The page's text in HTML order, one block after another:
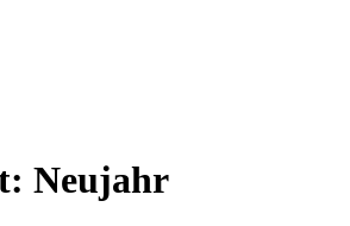
Neujahr